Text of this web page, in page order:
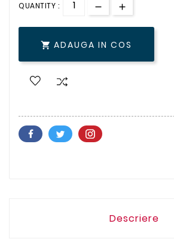
QUANTITY :
 ADAUGA IN COS
Descriere